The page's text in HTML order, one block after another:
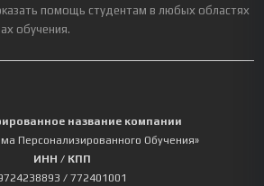
помощь студентам в любых областях
обучения.
название компании
Персонализированного Обучения»
ИНН / КПП
/ 772401001